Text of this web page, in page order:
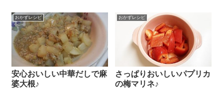
おかずレシピ
安心おいしい中華だしで麻
婆大根♪
おかずレシピ
さっぱりおいしいパプリカ
の梅マリネ♪